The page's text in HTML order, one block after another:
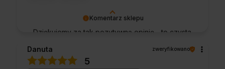
Komentarz sklepu
Dziękujemy za tak pozytywną opinię - to czysta
Doceniamy czas i wysiłek włożony w
podzielenie się z nami Twoimi
Danuta zweryfikowano
5